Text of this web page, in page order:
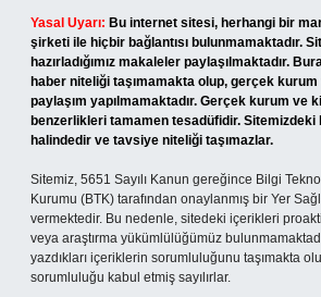
Yasal Uyarı: Bu internet sitesi, herhangi bir
şirketi ile hiçbir bağlantısı bulunmamaktadır.
hazırladığımız makaleler paylaşılmaktadır.
haber niteliği taşımamakta olup, gerçek
paylaşım yapılmamaktadır. Gerçek kurum ve
benzerlikleri tamamen tesadüfidir. Sitemizdeki
halindedir ve tavsiye niteliği taşımazlar.
Sitemiz, 5651 Sayılı Kanun gereğince Bilgi
Kurumu (BTK) tarafından onaylanmış bir Yer
vermektedir. Bu nedenle, sitedeki içerikleri
veya araştırma yükümlülüğümüz
yazdıkları içeriklerin sorumluluğunu taşımakta
sorumluluğu kabul etmiş sayılırlar.